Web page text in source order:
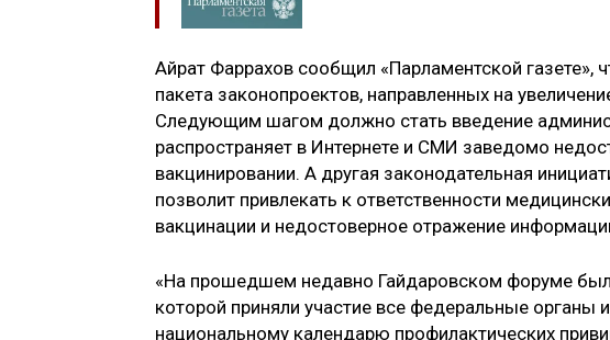
Айрат Фаррахов сообщил «Парламентской газете»,
пакета законопроектов, направленных на
Следующим шагом должно стать введение
распространяет в Интернете и СМИ заведомо
вакцинировании. А другая законодательная
позволит привлекать к ответственности
вакцинации и недостоверное отражение
«На прошедшем недавно Гайдаровском форуме
которой приняли участие все федеральные органы
национальному календарю профилактических